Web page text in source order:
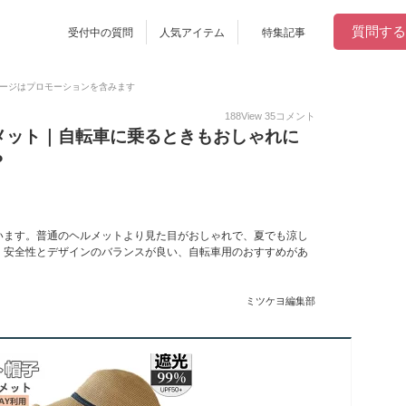
受付中の質問 人気アイテム 特集記事 質問する
ジはプロモーションを含みます
188View 35コメント
ト｜自転車に乗るときもおしゃれに
す。普通のヘルメットより見た目がおしゃれで、夏でも涼し
全性とデザインのバランスが良い、自転車用のおすすめがあ
ミツケヨ編集部